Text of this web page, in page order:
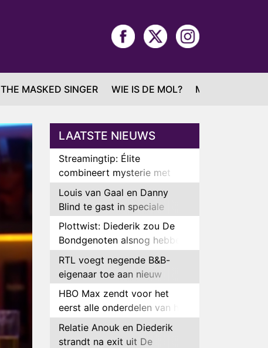
THE MASKED SINGER WIE IS DE MOL? MAFS
LAATSTE NIEUWS
Streamingtip: Élite
combineert mysterie met
romantie
Louis van Gaal en Danny
Blind te gast in speciale
aflevering van Tussen de
Palen
Plottwist: Diederik zou De
Bondgenoten alsnog hebben
verlaten
RTL voegt negende B&B-
eigenaar toe aan nieuw
seizoen B&B Vol Liefde
HBO Max zendt voor het
eerst alle onderdelen van het
EK Atletiek uit
Relatie Anouk en Diederik
strandt na exit uit De